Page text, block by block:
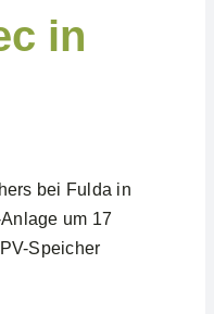
in
bei Fulda in
um 17
Speicher